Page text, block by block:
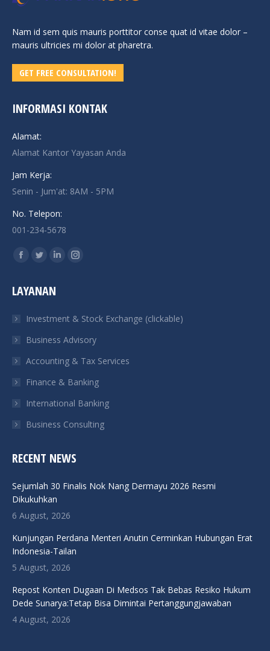
Nam id sem quis mauris porttitor conse quat id vitae dolor –
mauris ultricies mi dolor at pharetra.
GET FREE CONSULTATION!
INFORMASI KONTAK
Alamat:
Alamat Kantor Yayasan Anda
Jam Kerja:
Senin - Jum'at: 8AM - 5PM
No. Telepon:
001-234-5678
Find us on:
Facebook
opens
new
window
Twitter
opens
new
window
Linkedin
new
window
Instagram
new
window
LAYANAN
Investment & Stock Exchange (clickable)
Business Advisory
Accounting & Tax Services
Finance & Banking
International Banking
Business Consulting
RECENT NEWS
Sejumlah 30 Finalis Nok Nang Dermayu 2026 Resmi
Dikukuhkan
6 August, 2026
Kunjungan Perdana Menteri Anutin Cerminkan Hubungan Erat
Indonesia-Tailan
5 August, 2026
Repost Konten Dugaan Di Medsos Tak Bebas Resiko Hukum
Dede Sunarya:Tetap Bisa Dimintai Pertanggungjawaban
4 August, 2026